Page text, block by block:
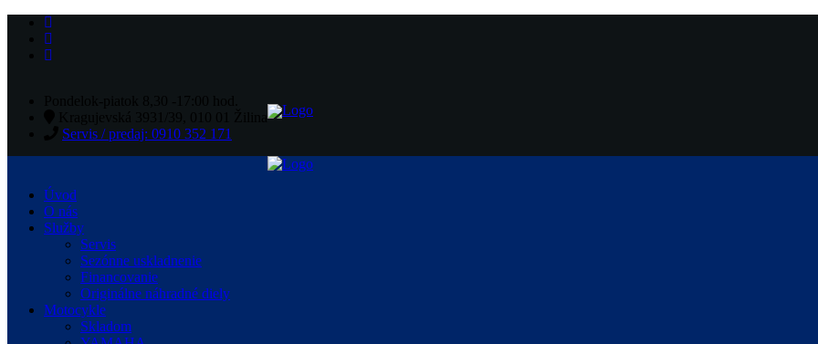
Servis / predaj: 0910 352 171
Úvod
O nás
Služby
Servis
Sezónne uskladnenie
Financovanie
Originálne náhradné diely
Motocykle
Skladom